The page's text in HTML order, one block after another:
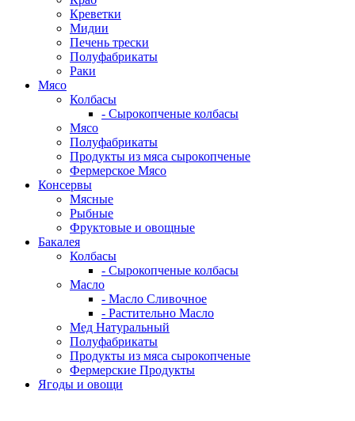
Креветки
Мидии
Печень трески
Полуфабрикаты
Раки
Мясо
Колбасы
- Сырокопченые колбасы
Мясо
Полуфабрикаты
Продукты из мяса сырокопченые
Фермерское Мясо
Консервы
Мясные
Рыбные
Фруктовые и овощные
Бакалея
Колбасы
- Сырокопченые колбасы
Масло
- Масло Сливочное
- Растительно Масло
Мед Натуральный
Полуфабрикаты
Продукты из мяса сырокопченые
Фермерские Продукты
Ягоды и овощи